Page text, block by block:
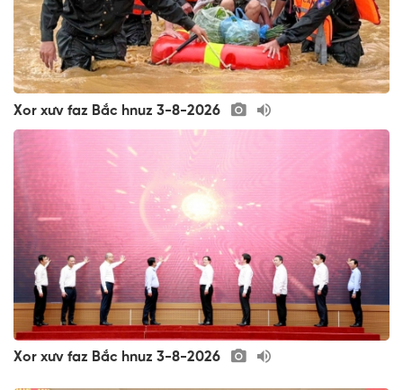
Xor xưv faz Bắc hnuz 3-8-2026
Xor xưv faz Bắc hnuz 3-8-2026